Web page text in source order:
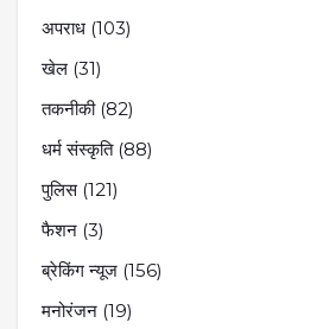
अपराध (103)
खेल (31)
तकनीकी(82)
धर्म संस्कृति(88)
पुलिस(121)
फैशन (3)
ब्रेकिंग न्यूज (156)
मनोरंजन (19)